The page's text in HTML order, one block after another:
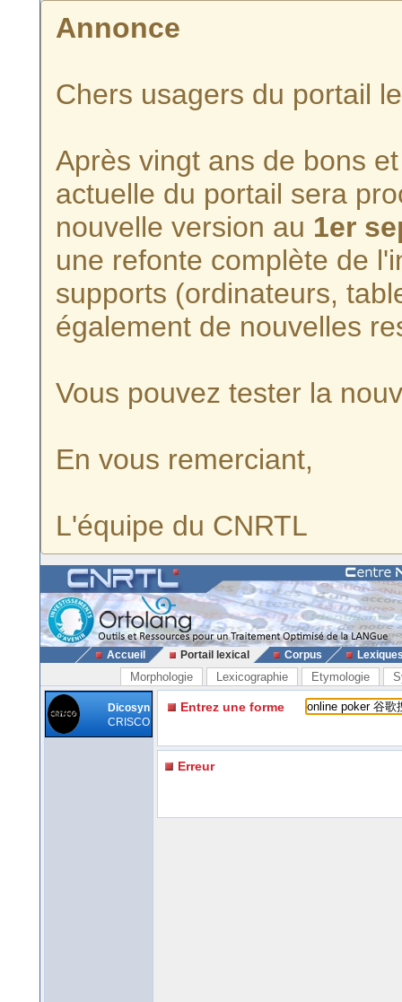
Annonce
Chers usagers du portail
Après vingt ans de bons
actuelle du portail sera
nouvelle version au 1er
une refonte complète de
supports (ordinateurs,
également de nouvelles
Vous pouvez tester la
En vous remerciant,
L'équipe du CNRTL
Accueil Portail lexical Corpus
Morphologie Lexicographie Etymologie
Dicosyn
CRISCO
Entrez une forme
Erreur